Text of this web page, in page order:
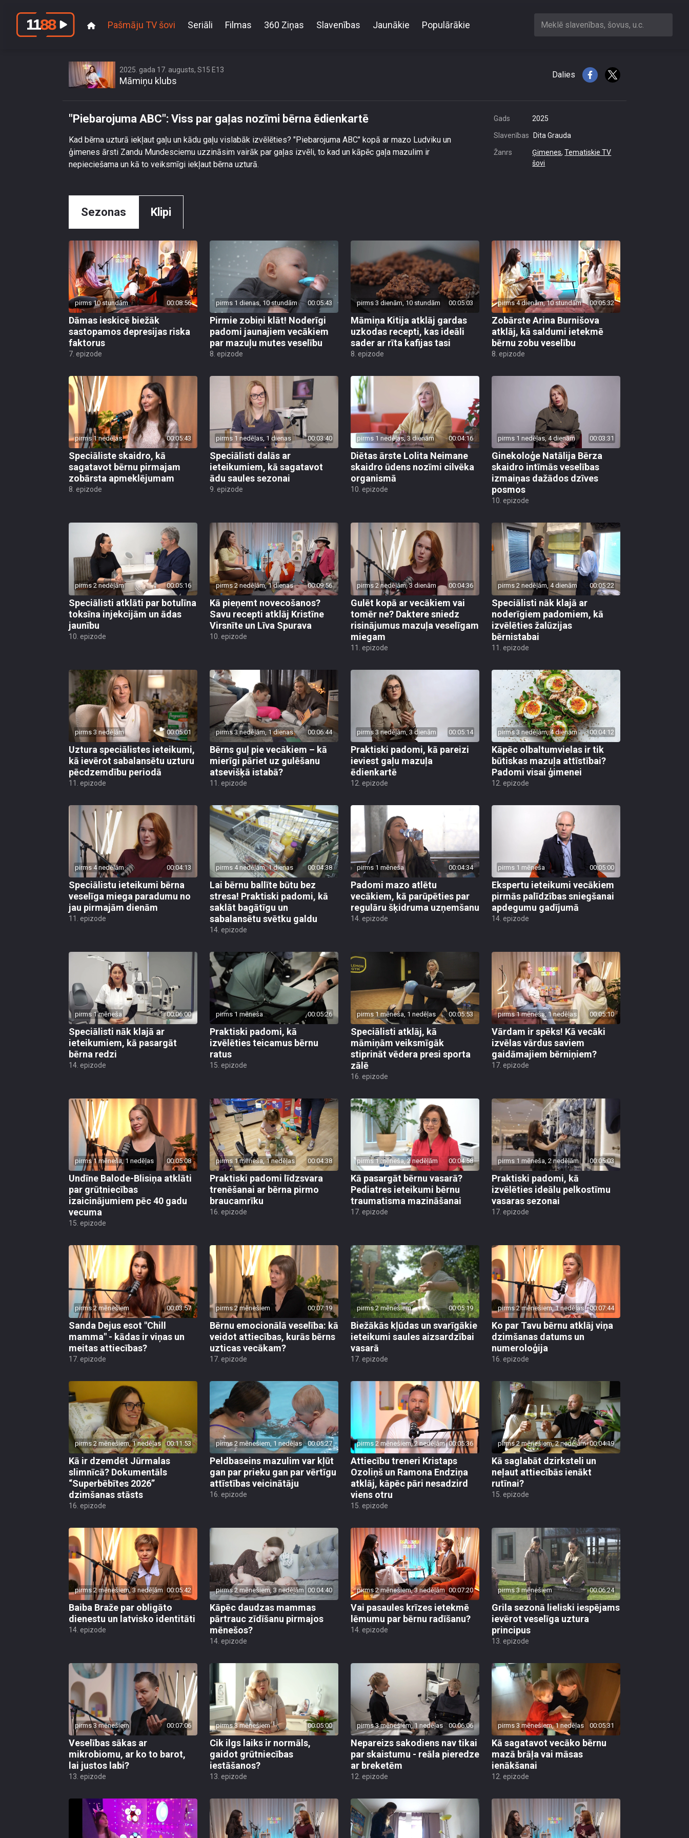
Pašmāju TV šovi Seriāli Filmas 360 Ziņas Slavenības Jaunākie Populārākie Meklē slavenības, šovus, u.c.
2025. gada 17. augusts, S15 E13
Māmiņu klubs
Dalies
"Piebarojuma ABC": Viss par gaļas nozīmi bērna ēdienkartē
Kad bērna uzturā iekļaut gaļu un kādu gaļu vislabāk izvēlēties? "Piebarojuma ABC" kopā ar mazo Ludviku un
ģimenes ārsti Zandu Mundesciemu uzzināsim vairāk par gaļas izvēli, to kad un kāpēc gaļa mazulim ir
nepieciešama un kā to veiksmīgi iekļaut bērna uzturā.
Gads 2025
Slavenības Dita Grauda
Žanrs Ģimenes,Tematiskie TV
šovi
Sezonas Klipi
pirms 10 stundām 00:08:56
Dāmas ieskicē biežāk
sastopamos depresijas riska
faktorus
7. epizode
pirms 1 dienas, 10 stundām 00:05:43
Pirmie zobiņi klāt! Noderīgi
padomi jaunajiem vecākiem
par mazuļu mutes veselību
8. epizode
pirms 3 dienām, 10 stundām 00:05:03
Māmiņa Kitija atklāj gardas
uzkodas recepti, kas ideāli
sader ar rīta kafijas tasi
8. epizode
pirms 4 dienām, 10 stundām 00:05:32
Zobārste Arina Burnišova
atklāj, kā saldumi ietekmē
bērnu zobu veselību
8. epizode
pirms 1 nedēļas 00:05:43
Speciāliste skaidro, kā
sagatavot bērnu pirmajam
zobārsta apmeklējumam
8. epizode
pirms 1 nedēļas, 1 dienas 00:03:40
Speciālisti dalās ar
ieteikumiem, kā sagatavot
ādu saules sezonai
9. epizode
pirms 1 nedēļas, 3 dienām 00:04:16
Diētas ārste Lolita Neimane
skaidro ūdens nozīmi cilvēka
organismā
10. epizode
pirms 1 nedēļas, 4 dienām 00:03:31
Ginekoloģe Natālija Bērza
skaidro intīmās veselības
izmaiņas dažādos dzīves
posmos
10. epizode
pirms 2 nedēļām 00:05:16
Speciālisti atklāti par botulīna
toksīna injekcijām un ādas
jaunību
10. epizode
pirms 2 nedēļām, 1 dienas 00:09:56
Kā pieņemt novecošanos?
Savu recepti atklāj Kristīne
Virsnīte un Līva Spurava
10. epizode
pirms 2 nedēļām, 3 dienām 00:04:36
Gulēt kopā ar vecākiem vai
tomēr ne? Daktere sniedz
risinājumus mazuļa veselīgam
miegam
11. epizode
pirms 2 nedēļām, 4 dienām 00:05:22
Speciālisti nāk klajā ar
noderīgiem padomiem, kā
izvēlēties žalūzijas
bērnistabai
11. epizode
pirms 3 nedēļām 00:05:01
Uztura speciālistes ieteikumi,
kā ievērot sabalansētu uzturu
pēcdzemdību periodā
11. epizode
pirms 3 nedēļām, 1 dienas 00:06:44
Bērns guļ pie vecākiem – kā
mierīgi pāriet uz gulēšanu
atsevišķā istabā?
11. epizode
pirms 3 nedēļām, 3 dienām 00:05:14
Praktiski padomi, kā pareizi
ieviest gaļu mazuļa
ēdienkartē
12. epizode
pirms 3 nedēļām, 4 dienām 00:04:12
Kāpēc olbaltumvielas ir tik
būtiskas mazuļa attīstībai?
Padomi visai ģimenei
12. epizode
pirms 4 nedēļām 00:04:13
Speciālistu ieteikumi bērna
veselīga miega paradumu no
jau pirmajām dienām
11. epizode
pirms 4 nedēļām, 1 dienas 00:04:38
Lai bērnu ballīte būtu bez
stresa! Praktiski padomi, kā
saklāt bagātīgu un
sabalansētu svētku galdu
14. epizode
pirms 1 mēneša 00:04:34
Padomi mazo atlētu
vecākiem, kā parūpēties par
regulāru šķidruma uzņemšanu
14. epizode
pirms 1 mēneša 00:05:00
Ekspertu ieteikumi vecākiem
pirmās palīdzības sniegšanai
apdegumu gadījumā
14. epizode
pirms 1 mēneša 00:06:00
Speciālisti nāk klajā ar
ieteikumiem, kā pasargāt
bērna redzi
14. epizode
pirms 1 mēneša 00:05:26
Praktiski padomi, kā
izvēlēties teicamus bērnu
ratus
15. epizode
pirms 1 mēneša, 1 nedēļas 00:05:53
Speciālisti atklāj, kā
māmiņām veiksmīgāk
stiprināt vēdera presi sporta
zālē
16. epizode
pirms 1 mēneša, 1 nedēļas 00:05:10
Vārdam ir spēks! Kā vecāki
izvēlas vārdus saviem
gaidāmajiem bērniņiem?
17. epizode
pirms 1 mēneša, 1 nedēļas 00:05:08
Undīne Balode-Blisiņa atklāti
par grūtniecības
izaicinājumiem pēc 40 gadu
vecuma
15. epizode
pirms 1 mēneša, 1 nedēļas 00:04:38
Praktiski padomi līdzsvara
trenēšanai ar bērna pirmo
braucamrīku
16. epizode
pirms 1 mēneša, 2 nedēļām 00:04:58
Kā pasargāt bērnu vasarā?
Pediatres ieteikumi bērnu
traumatisma mazināšanai
17. epizode
pirms 1 mēneša, 2 nedēļām 00:05:03
Praktiski padomi, kā
izvēlēties ideālu pelkostīmu
vasaras sezonai
17. epizode
pirms 2 mēnešiem 00:03:57
Sanda Dejus esot "Chill
mamma" - kādas ir viņas un
meitas attiecības?
17. epizode
pirms 2 mēnešiem 00:07:19
Bērnu emocionālā veselība: kā
veidot attiecības, kurās bērns
uzticas vecākam?
17. epizode
pirms 2 mēnešiem 00:05:19
Biežākās kļūdas un svarīgākie
ieteikumi saules aizsardzībai
vasarā
17. epizode
pirms 2 mēnešiem, 1 nedēļas 00:07:44
Ko par Tavu bērnu atklāj viņa
dzimšanas datums un
numeroloģija
16. epizode
pirms 2 mēnešiem, 1 nedēļas 00:11:53
Kā ir dzemdēt Jūrmalas
slimnīcā? Dokumentāls
“Superbēbītes 2026”
dzimšanas stāsts
16. epizode
pirms 2 mēnešiem, 1 nedēļas 00:05:27
Peldbaseins mazulim var kļūt
gan par prieku gan par vērtīgu
attīstības veicinātāju
16. epizode
pirms 2 mēnešiem, 2 nedēļām 00:05:36
Attiecību treneri Kristaps
Ozoliņš un Ramona Endziņa
atklāj, kāpēc pāri nesadzird
viens otru
15. epizode
pirms 2 mēnešiem, 2 nedēļām 00:04:19
Kā saglabāt dzirksteli un
neļaut attiecībās ienākt
rutīnai?
15. epizode
pirms 2 mēnešiem, 3 nedēļām 00:05:42
Baiba Braže par obligāto
dienestu un latvisko identitāti
14. epizode
pirms 2 mēnešiem, 3 nedēļām 00:04:40
Kāpēc daudzas mammas
pārtrauc zīdīšanu pirmajos
mēnešos?
14. epizode
pirms 2 mēnešiem, 3 nedēļām 00:07:20
Vai pasaules krīzes ietekmē
lēmumu par bērnu radīšanu?
14. epizode
pirms 3 mēnešiem 00:06:24
Grila sezonā lieliski iespējams
ievērot veselīga uztura
principus
13. epizode
pirms 3 mēnešiem 00:07:06
Veselības sākas ar
mikrobiomu, ar ko to barot,
lai justos labi?
13. epizode
pirms 3 mēnešiem 00:05:00
Cik ilgs laiks ir normāls,
gaidot grūtniecības
iestāšanos?
13. epizode
pirms 3 mēnešiem, 1 nedēļas 00:06:06
Nepareizs sakodiens nav tikai
par skaistumu - reāla pieredze
ar breketēm
12. epizode
pirms 3 mēnešiem, 1 nedēļas 00:05:31
Kā sagatavot vecāko bērnu
mazā brāļa vai māsas
ienākšanai
12. epizode